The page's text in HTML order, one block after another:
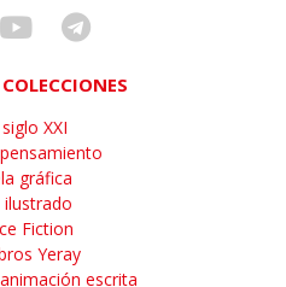
XXI
gráfica
ilustrado
Fiction
Yeray
escrita